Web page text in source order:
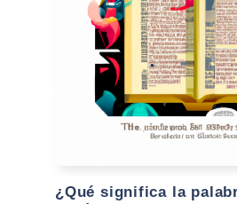
¿Qué significa la